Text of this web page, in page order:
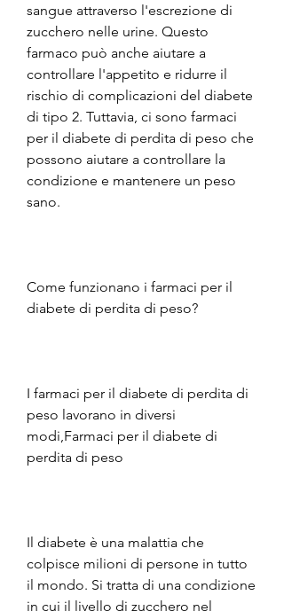
sangue attraverso l'escrezione di
zucchero nelle urine. Questo
farmaco può anche aiutare a
controllare l'appetito e ridurre il
rischio di complicazioni del diabete
di tipo 2. Tuttavia, ci sono farmaci
per il diabete di perdita di peso che
possono aiutare a controllare la
condizione e mantenere un peso
sano.
Come funzionano i farmaci per il
diabete di perdita di peso?
I farmaci per il diabete di perdita di
peso lavorano in diversi
modi,Farmaci per il diabete di
perdita di peso
Il diabete è una malattia che
colpisce milioni di persone in tutto
il mondo. Si tratta di una condizione
in cui il livello di zucchero nel